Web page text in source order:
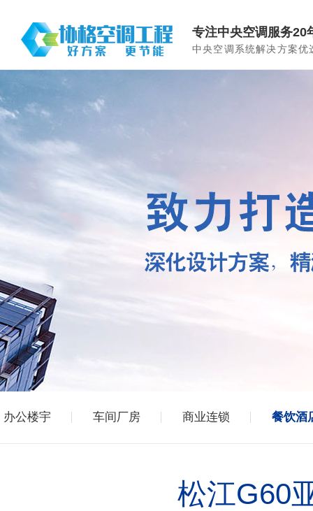
专注中央空调服务20
中央空调系统解决方案优
办公楼宇 车间厂房 商业连锁 餐饮酒
松江G60